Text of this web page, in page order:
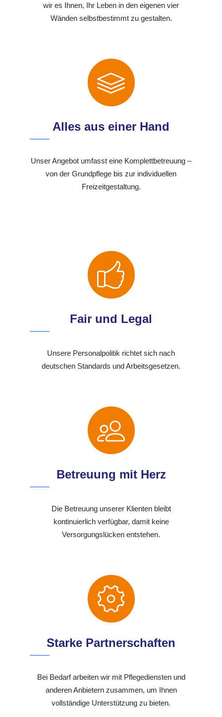
wir es Ihnen, Ihr Leben in den eigenen vier
Wänden selbstbestimmt zu gestalten.
Alles aus einer Hand
Unser Angebot umfasst eine Komplettbetreuung –
von der Grundpflege bis zur individuellen
Freizeitgestaltung.
Fair und Legal
Unsere Personalpolitik richtet sich nach
deutschen Standards und Arbeitsgesetzen.
Betreuung mit Herz
Die Betreuung unserer Klienten bleibt
kontinuierlich verfügbar, damit keine
Versorgungslücken entstehen.
Starke Partnerschaften
Bei Bedarf arbeiten wir mit Pflegediensten und
anderen Anbietern zusammen, um Ihnen
vollständige Unterstützung zu bieten.